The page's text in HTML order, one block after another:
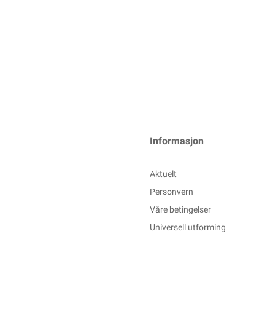
Informasjon
Aktuelt
Personvern
Våre betingelser
Universell utforming